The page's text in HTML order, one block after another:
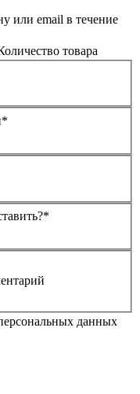
или email в течение
товара
данных